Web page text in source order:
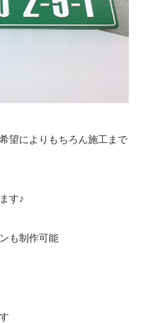
望によりもちろん施工まで
す♪
も制作可能